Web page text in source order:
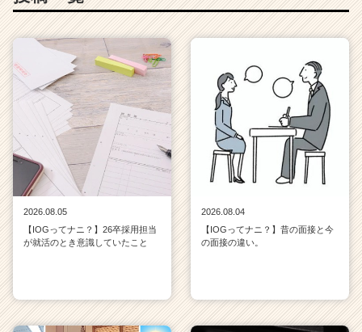
2026.08.05
【IOGってナニ？】26卒採用担当
が就活のとき意識していたこと
2026.08.04
【IOGってナニ？】昔の面接と今
の面接の違い。